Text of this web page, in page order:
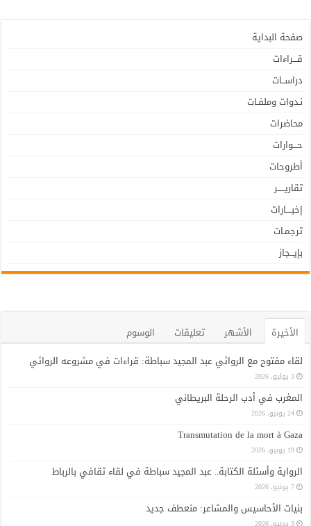
صفحة البداية
قـــراءات
دراســات
نـدوات وملفـات
محاضرات
حـــوارات
أطروحات
تقاريـــــر
إخبــــارات
ترجمـات
بإيـــجاز
الأخيرة الأشهر تعليقات
الوسوم
لقاء مفتوح مع الروائي عبد المجيد سباطة: قراءات في مشروعه الروائي
3 يوليو، 2026
المغرب في أدب الرحلة البريطاني
24 يونيو، 2026
Transmutation de la mort à Gaza
19 يونيو، 2026
الرواية وأسئلة الكتابة.. عبد المجيد سباطة في لقاء ثقافي بالرباط
7 يونيو، 2026
بنيات الأحاسيس والمشاعر: منعطف جديد